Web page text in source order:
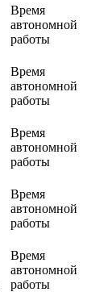
Время
автономной
работы
Время
автономной
работы
Время
автономной
работы
Время
автономной
работы
Время
автономной
работы